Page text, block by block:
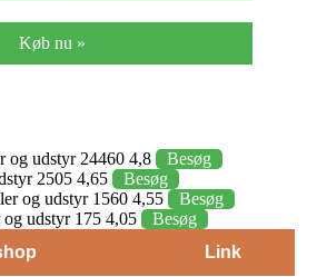
Køb nu »
og udstyr 24460 4,8
Besøg
2505 4,65
Besøg
og udstyr 1560 4,55
Besøg
udstyr 175 4,05
Besøg
Link